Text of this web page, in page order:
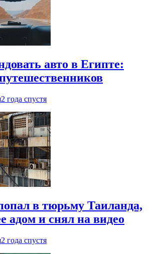
авто в Египте:
2 года спустя
в тюрьму Таиланда,
адом и снял на видео
2 года спустя